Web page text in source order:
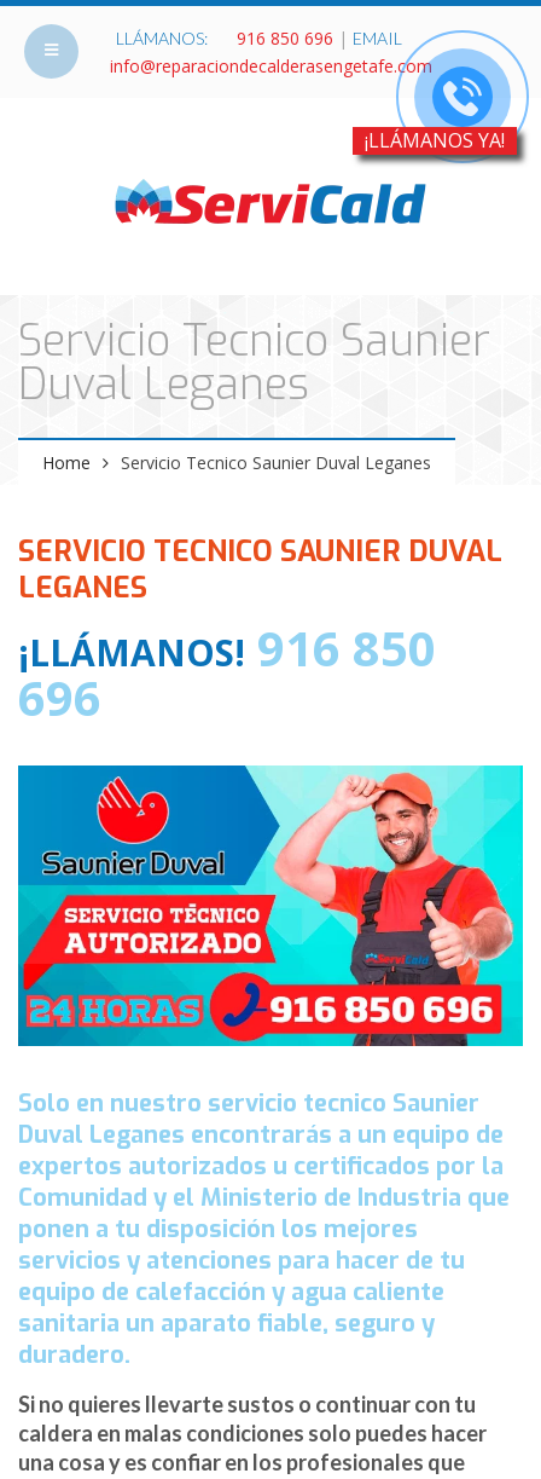
LLÁMANOS: 916 850 696 | EMAIL
info@reparaciondecalderasengetafe.com
Servicio Tecnico Saunier
Duval Leganes
Home Servicio Tecnico Saunier Duval Leganes
SERVICIO TECNICO SAUNIER DUVAL
LEGANES
¡LLÁMANOS! 916 850
696
Solo en nuestro servicio tecnico Saunier
Duval Leganes encontrarás a un equipo de
expertos autorizados u certificados por la
Comunidad y el Ministerio de Industria que
ponen a tu disposición los mejores
servicios y atenciones para hacer de tu
equipo de calefacción y agua caliente
sanitaria un aparato fiable, seguro y
duradero.
Si no quieres llevarte sustos o continuar con tu
caldera en malas condiciones solo puedes hacer
una cosa y es confiar en los profesionales que
¡LLÁMANOS YA!